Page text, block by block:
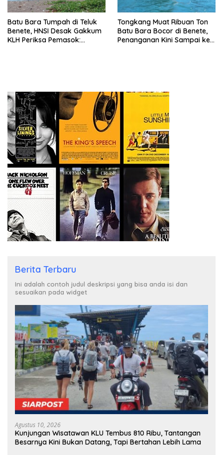
Batu Bara Tumpah di Teluk
Benete, HNSI Desak Gakkum
KLH Periksa Pemasok:
Tongkang Muat Ribuan Ton
Batu Bara Bocor di Benete,
Penanganan Kini Sampai ke
Berita Terbaru
Ini adalah contoh judul deskripsi yang bisa anda isi dan
sesuaikan pada widget
Agustus 10, 2026
Kunjungan Wisatawan KLU Tembus 810 Ribu, Tantangan
Besarnya Kini Bukan Datang, Tapi Bertahan Lebih Lama